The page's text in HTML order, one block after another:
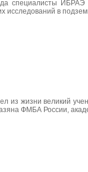
специалисты ИБРАЭ
исследований в
из жизни великий
ФМБА России,